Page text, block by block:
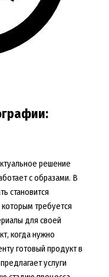
решение
с образами. В
становится
требуется
для своей
когда нужно
готовый продукт в
услуги